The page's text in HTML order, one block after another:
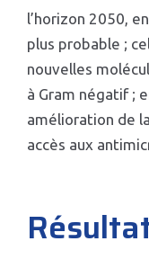
l’horizon 2050,
plus probable ;
nouvelles
à Gram négatif ;
amélioration de
accès aux